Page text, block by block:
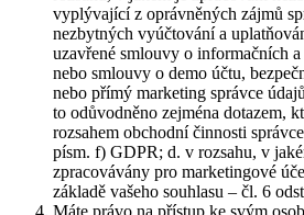
vyplývající z oprávněných zájmů
nezbytných vyúčtování a
uzavřené smlouvy o informačních
nebo smlouvy o demo účtu,
nebo přímý marketing správce
to odůvodněno zejména dotazem,
rozsahem obchodní činnosti
písm. f) GDPR; d. v rozsahu, v
zpracovávány pro marketingové
základě vašeho souhlasu – čl. 6
Máte právo na přístup ke svým